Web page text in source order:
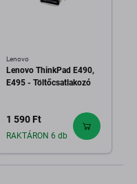
Lenovo
Lenovo ThinkPad E490,
E495 - Töltőcsatlakozó
1 590 Ft
RAKTÁRON 6 db